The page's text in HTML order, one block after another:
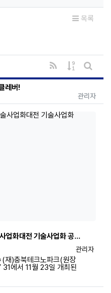
목록
RSS
게시물 정렬
게시판
레버!
등록자
관리자
업화대전 기술사업화 공…
등록자
관리자
재)충북테크노파크(원장
에서 11월 23일 개최된